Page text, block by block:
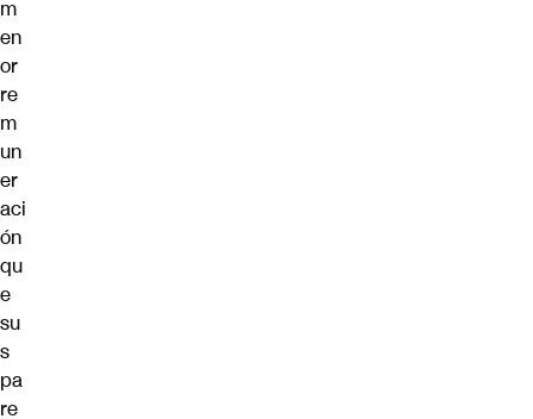
m
en
or
re
m
un
er
aci
ón
qu
e
su
s
pa
re